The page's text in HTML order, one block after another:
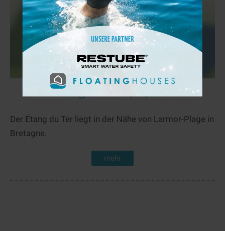
Étang du Ter 76,7 km
Der Étang du Ter liegt in der Nähe von Larmor-Plage in
Bretagne.
mehr